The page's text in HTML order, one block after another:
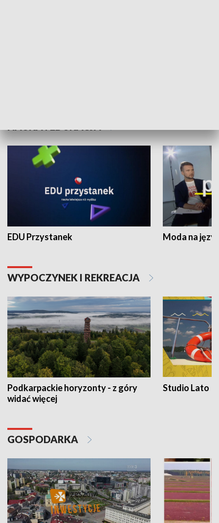
EDU Przystanek Moda na
WYPOCZYNEK I REKREACJA
Podkarpackie horyzonty - z góry
widać więcej
Studio Lato
GOSPODARKA